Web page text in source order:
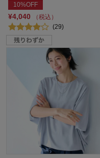
10%OFF
¥4,040
（税込）
(29)